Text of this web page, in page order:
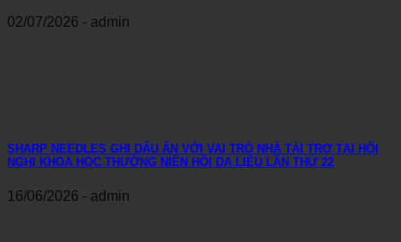
02/07/2026 - admin
SHARP NEEDLES GHI DẤU ẤN VỚI VAI TRÒ NHÀ TÀI TRỢ TẠI HỘI
NGHỊ KHOA HỌC THƯỜNG NIÊN HỘI DA LIỄU LẦN THỨ 22
16/06/2026 - admin